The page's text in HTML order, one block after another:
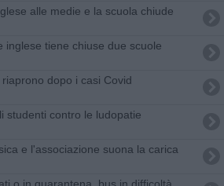
alle medie e la scuola chiude
inglese tiene chiuse due scuole
dopo i casi Covid
studenti contro le ludopatie
e l'associazione suona la carica
o in quarantena, bus in difficoltà